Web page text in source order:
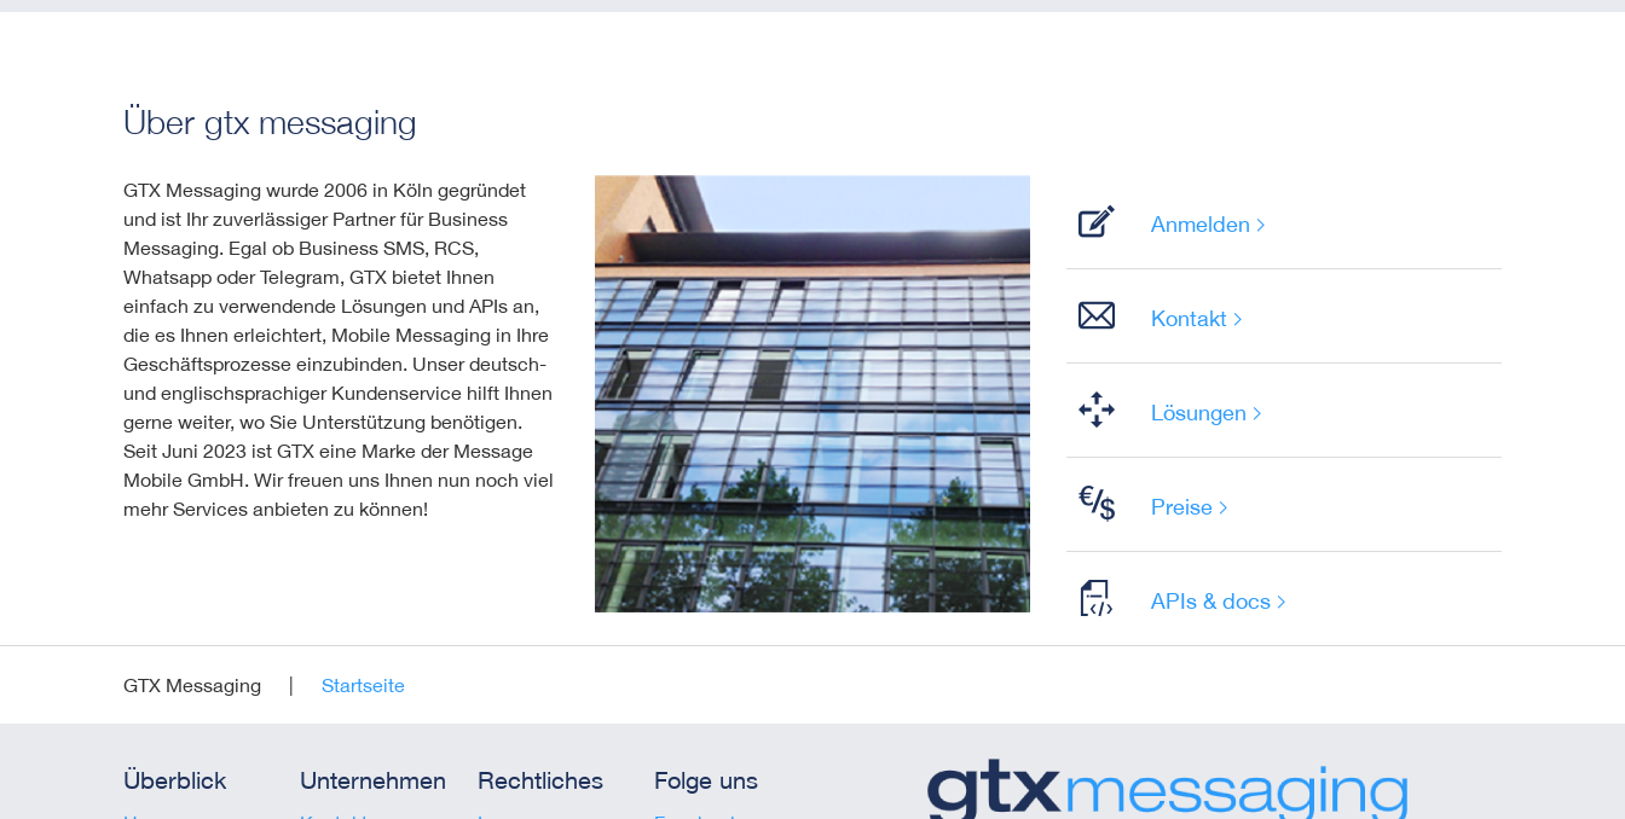
Über gtx messaging
GTX Messaging wurde 2006 in Köln gegründet
und ist Ihr zuverlässiger Partner für Business
Messaging. Egal ob Business SMS, RCS,
Whatsapp oder Telegram, GTX bietet Ihnen
einfach zu verwendende Lösungen und APIs an,
die es Ihnen erleichtert, Mobile Messaging in Ihre
Geschäftsprozesse einzubinden. Unser deutsch-
und englischsprachiger Kundenservice hilft Ihnen
gerne weiter, wo Sie Unterstützung benötigen.
Seit Juni 2023 ist GTX eine Marke der Message
Mobile GmbH. Wir freuen uns Ihnen nun noch viel
mehr Services anbieten zu können!
Anmelden
Kontakt
Lösungen
Preise
APIs & docs
GTX Messaging Startseite
Überblick Unternehmen Rechtliches Folge uns